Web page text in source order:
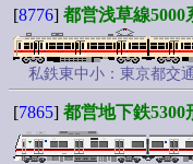
[8776] 都営浅草線5000
私鉄東中小：東京都交
[7865] 都営地下鉄5300